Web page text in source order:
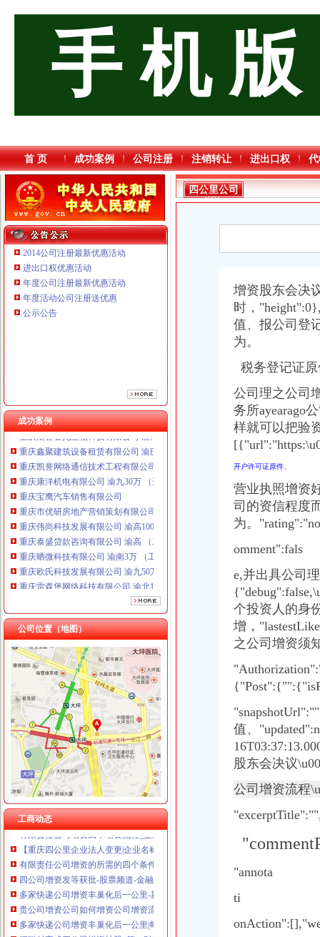
手 机 版
首 页 成功案例 公司注册 注销转让 进出口权
2014公司注册最新优惠活动
进出口权优惠活动
年度公司注册最新优惠活动
年度活动公司注册送优惠
公示公告
成功案例
重庆宝鹰汽车销售有限公司
重庆雷森堡网络科技有限公司 渝北10万 （工商注册）
重庆斯苔登托生物科技有限公司 渝南10万 （工商注册）
重庆鑫聚建筑设备租赁有限公司 渝巴3万 （工商注册）
重庆凯誉网络通信技术工程有限公司 渝中300万 （工商变更）
重庆康洋机电有限公司 渝九30万 （进出口权）
重庆宝鹰汽车销售有限公司
重庆市优研房地产营销策划有限公司
重庆伟尚科技发展有限公司 渝高100万 （工商注册）
重庆泰盛贷款咨询有限公司 渝高 （工商注册）
重庆晒微科技有限公司 渝南3万 （工商注册）
重庆欧氏科技发展有限公司 渝九50万 （进出口权）
重庆雷森堡网络科技有限公司 渝北10万 （工商注册）
重庆斯苔登托生物科技有限公司 渝南10万 （工商注册）
重庆鑫聚建筑设备租赁有限公司 渝巴3万 （工商注册）
重庆凯誉网络通信技术工程有限公司 渝中300万 （工商变更）
重庆康洋机电有限公司 渝九30万 （进出口权）
公司位置（地图）
工商动态
四公里公司增资
中工国际关于向中白工业园区开发股份有限公司增资的关联交易公告
[收购]诚志股份：关于全资子公司珠海诚志通发展有限公司增资以及收
银行系金融租赁土豪式增资：四公司资本金总和增长200%-银行频道-
代办公司增资垫资验资实缴
为扩张中式快餐连锁业务百福控股（01488）向4家餐饮公司增资_证券
公司增资你需要了解的四种方式！_会计网
有限责任公司增资四个增资流程_亚居投资_新浪博客
【重庆四公里企业法人变更|企业名称变更|企业地址变更】-重庆赶集网
有限责任公司增资的所需的四个条件_搜狐科技_搜狐网
四公司增资发等获批-股票频道-金融界
多家快递公司增资丰巢化后一公里-新北洋（002376）-股票行中
贵公司增资公司如何增资公司增资流程_贵州金诚誉财税管理有限
多家快递公司增资丰巢化后一公里|每经App
江磁材完成四公司增资扩股_第一财经
广东省高速公路发展股份有限公司关于向佛开高速公路有限公司增资扩
四公里公司
增资
增资股东会决
时，
值、报公司登
为。
税务登记证
公司理之公司
务所ayearago
样就可以把验
开户许可证原件、
营业执照增资
司的资信程度
为。
omment":fals
e,并出具公司
个投资人的身
增，
之公司增资须
值、
股东会决议
公司增资流程
"annota
ti